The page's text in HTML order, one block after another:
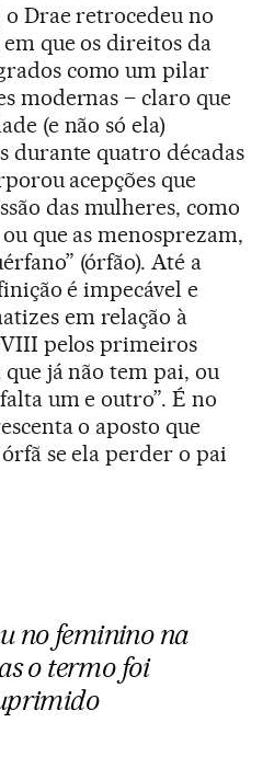
o Drae retrocedeu no
que os direitos da
como um pilar
modernas – claro que
(e não só ela)
durante quatro décadas
acepções que
das mulheres, como
que as menosprezam,
(órfão). Até a
é impecável e
em relação à
pelos primeiros
que já não tem pai, ou
um e outro”. É no
o aposto que
se ela perder o pai
no feminino na
o termo foi